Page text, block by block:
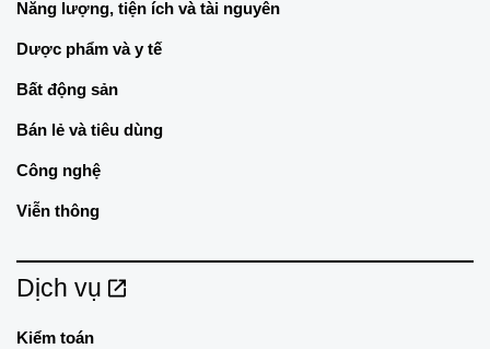
Năng lượng, tiện ích và tài nguyên
Dược phẩm và y tế
Bất động sản
Bán lẻ và tiêu dùng
Công nghệ
Viễn thông
Dịch vụ
Kiểm toán